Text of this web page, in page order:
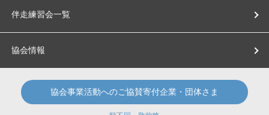
伴走練習会一覧
協会情報
協会事業活動へのご協賛寄付企業・団体さま